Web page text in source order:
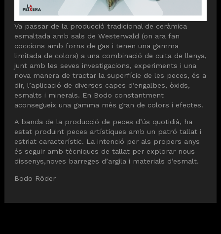
Va passar de la producció tradicional de ceràmica
esmaltada amb sals de Westerwald (on ara fan
coccions amb forns de gas i tenen una gamma
limitada de colors) a una combinació de cuita de llenya,
junt amb les seves investigacions, experiments i una
nova manera de tractar la superfície de les peces, és a
dir, l’aplicació de diverses capes d’engalbes, òxids,
esmalts i minerals. En Bodo constantment
aconsegueix una gamma més gran de colors i efectes.
A banda de la producció de peces d’ús quotidià, ha
estat produint peces artístiques amb un patró tallat i
estriat característic. La intenció per als propers anys
és seguir amb tècniques de tallat per explorar nous
dissenys,noves barreges d’argila i materials d’esmalt.
Bodo Röder